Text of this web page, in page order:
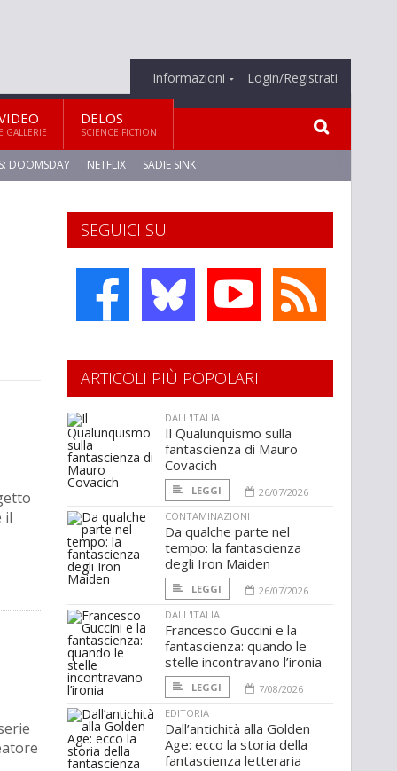
Informazioni Login/Registrati
E GALLERIE
DELOS
SCIENCE FICTION
DOOMSDAY NETFLIX SADIE SINK
il
SEGUICI SU
ARTICOLI PIÙ POPOLARI
DALL'ITALIA
Il Qualunquismo sulla
fantascienza di Mauro
Covacich
LEGGI
26/07/2026
CONTAMINAZIONI
Da qualche parte nel
tempo: la fantascienza
degli Iron Maiden
LEGGI
26/07/2026
DALL'ITALIA
Francesco Guccini e la
fantascienza: quando le
stelle incontravano l’ironia
LEGGI
7/08/2026
EDITORIA
Dall’antichità alla Golden
Age: ecco la storia della
fantascienza letteraria